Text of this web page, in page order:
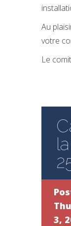
Au
votre
Le
3,